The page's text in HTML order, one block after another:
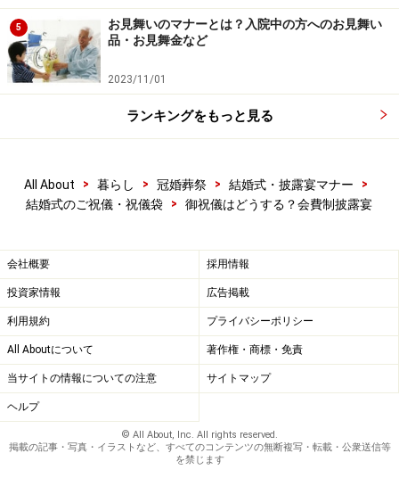
5
お見舞いのマナーとは？入院中の方へのお見舞い
品・お見舞金など
2023/11/01
ランキングをもっと見る
All About > 暮らし > 冠婚葬祭 > 結婚式・披露宴マナー
>
結婚式のご祝儀・祝儀袋
> 御祝儀はどうする？会費制披露宴
会社概要 採用情報
投資家情報 広告掲載
利用規約 プライバシーポリシー
All Aboutについて 著作権・商標・免責
当サイトの情報についての注意 サイトマップ
ヘルプ
© All About, Inc. All rights reserved.
掲載の記事・写真・イラストなど、すべてのコンテンツの無断複写・転載・公衆送信等
を禁じます